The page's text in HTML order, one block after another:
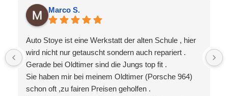
Marco S.
Auto Stoye ist eine Werkstatt der alten Schule , hier
wird nicht nur getauscht sondern auch repariert .
Gerade bei Oldtimer sind die Jungs top fit .
Sie haben mir bei meinem Oldtimer (Porsche 964)
schon oft ,zu fairen Preisen geholfen .